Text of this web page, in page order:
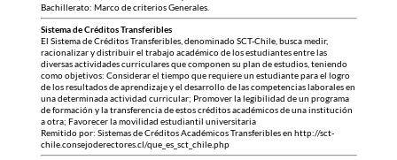
Bachillerato: Marco de criterios Generales.
Sistema de Créditos Transferibles
El Sistema de Créditos Transferibles, denominado SCT-Chile, busca medir,
racionalizar y distribuir el trabajo académico de los estudiantes entre las
diversas actividades curriculares que componen su plan de estudios, teniendo
como objetivos: Considerar el tiempo que requiere un estudiante para el logro
de los resultados de aprendizaje y el desarrollo de las competencias laborales en
una determinada actividad curricular; Promover la legibilidad de un programa
de formación y la transferencia de estos créditos académicos de una institución
a otra; Favorecer la movilidad estudiantil universitaria
Remitido por: Sistemas de Créditos Académicos Transferibles en http://sct-
chile.consejoderectores.cl/que_es_sct_chile.php